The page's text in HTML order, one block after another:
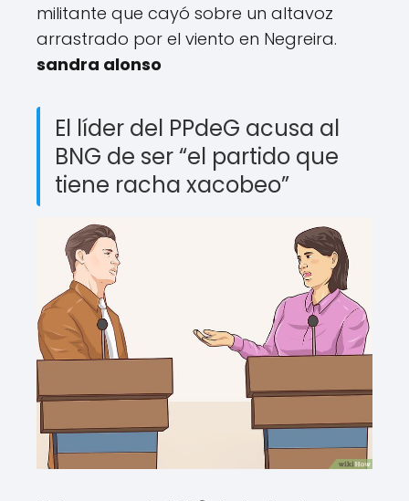
militante que cayó sobre un altavoz
arrastrado por el viento en Negreira.
sandra alonso
El líder del PPdeG acusa al
BNG de ser “el partido que
tiene racha xacobeo”